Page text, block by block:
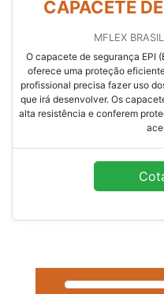
CAPACETE
MFLEX
O capacete de segurança EPI
oferece uma proteção
profissional precisa fazer uso
que irá desenvolver. Os
alta resistência e conferem